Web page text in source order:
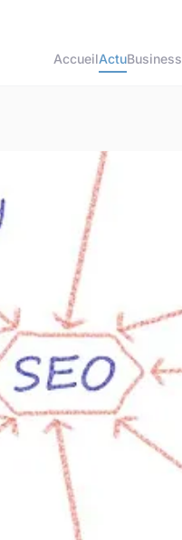
AccueilActuBusiness